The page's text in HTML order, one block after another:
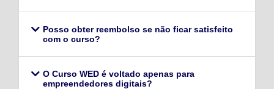
Posso obter reembolso se não ficar satisfeito
com o curso?
O Curso WED é voltado apenas para
empreendedores digitais?